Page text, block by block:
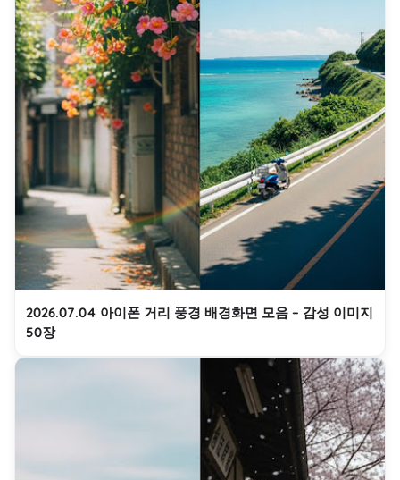
2026.07.04 아이폰 거리 풍경 배경화면 모음 – 감성 이미지
50장